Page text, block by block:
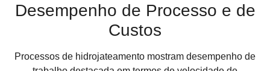
Desempenho de Processo e de
Custos
Processos de hidrojateamento mostram desempenho de